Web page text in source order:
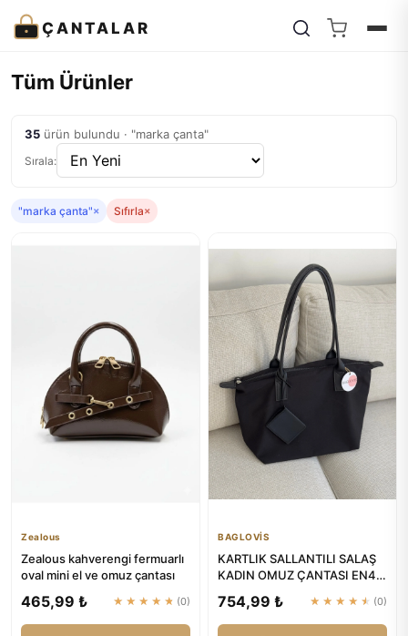
ÇANTALAR
Tüm Ürünler
35 ürün bulundu · "marka çanta"
Sırala:
"marka çanta"× Sıfırla×
Zealous
Zealous kahverengi fermuarlı
oval mini el ve omuz çantası
465,99 ₺ ★★★★★ (0)
BAGLOVİS
KARTLIK SALLANTILI SALAŞ
KADIN OMUZ ÇANTASI EN42
754,99 ₺ ★★★★★ (0)